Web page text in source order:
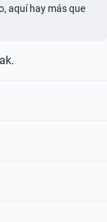
aquí hay más que